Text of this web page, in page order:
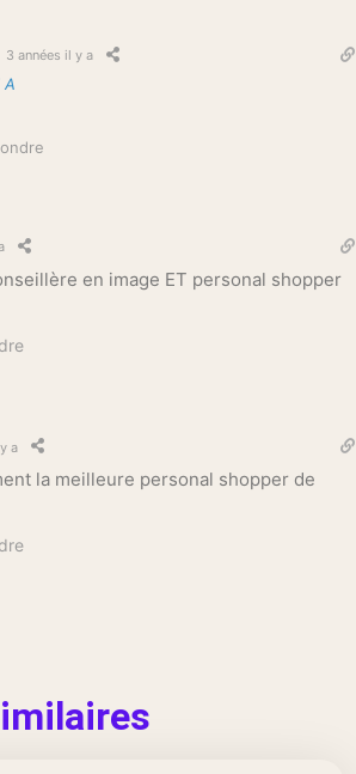
3 années il y a
A
en image ET personal shopper
a
la meilleure personal shopper de